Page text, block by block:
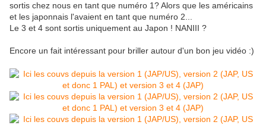
sortis chez nous en tant que numéro 1? Alors que les américains
et les japonnais l'avaient en tant que numéro 2...
Le 3 et 4 sont sortis uniquement au Japon ! NANIII ?
Encore un fait intéressant pour briller autour d'un bon jeu vidéo :)